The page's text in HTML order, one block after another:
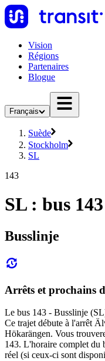
Vision
Régions
Partenaires
Blogue
Français
Suède
Stockholm
SL
143
SL : bus 143
Busslinje
Arrêts et prochains
Le bus 143 - Busslinje
Ce trajet débute à l'arrêt
Hökarängen. Vous
143. L'horaire complet du
réel (si ceux-ci sont